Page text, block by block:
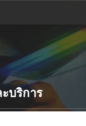
บริการ